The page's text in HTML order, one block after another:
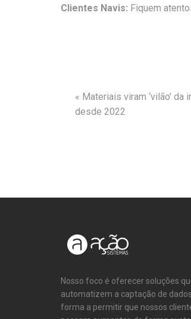
Clientes Navis: Fiquem
« Materiais viram ‘vilão’
desde 2022
Nosso foco é oferecer soluções
automatizem a captação de
forma a permitir que nossos